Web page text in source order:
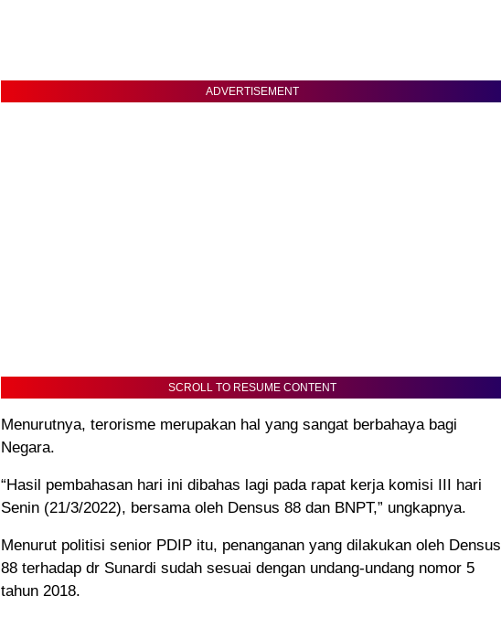
ADVERTISEMENT
SCROLL TO RESUME CONTENT
Menurutnya, terorisme merupakan hal yang sangat berbahaya bagi
Negara.
“Hasil pembahasan hari ini dibahas lagi pada rapat kerja komisi III hari
Senin (21/3/2022), bersama oleh Densus 88 dan BNPT,” ungkapnya.
Menurut politisi senior PDIP itu, penanganan yang dilakukan oleh Densus
88 terhadap dr Sunardi sudah sesuai dengan undang-undang nomor 5
tahun 2018.